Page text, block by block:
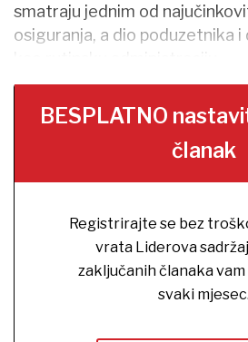
smatraju jednim od
osiguranja, a dio poduzetnika i
BESPLATNO
članak
Registrirajte se bez
vrata Liderova
zaključanih članaka
svaki mjesec.